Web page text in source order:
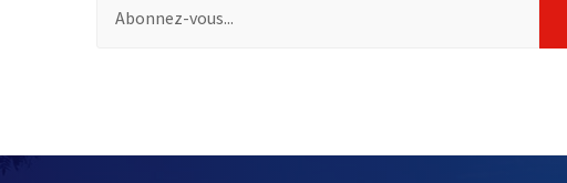
Pour vous inscrire à la lettre d'information des associations